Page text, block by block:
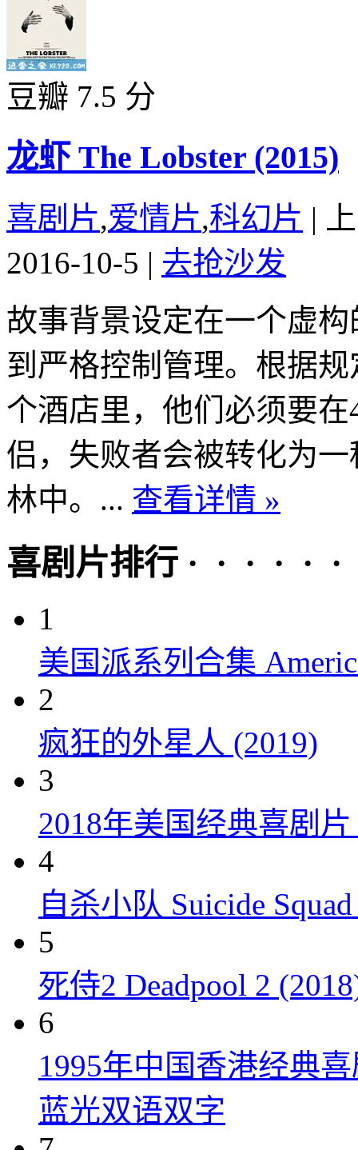
豆瓣 7.5 分
龙虾 The Lobster (2015)
喜剧片,爱情片,科幻片 |
2016-10-5 | 去抢沙发
故事背景设定在一个虚
到严格控制管理。根据
个酒店里，他们必须要
侣，失败者会被转化为
林中。... 查看详情 »
喜剧片排行 · · · · · ·
1
美国派系列合集
2
疯狂的外星人 (2019)
3
2018年美国经典喜剧
4
自杀小队 Suicide
5
死侍2 Deadpool 2
6
1995年中国香港经典
蓝光双语双字